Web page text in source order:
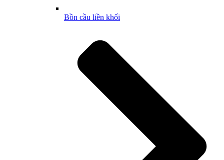
Bồn cầu liền khối